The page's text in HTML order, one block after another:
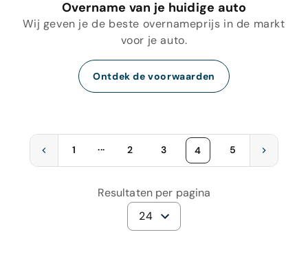
Overname van je huidige auto
Wij geven je de beste overnameprijs in de markt
voor je auto.
Ontdek de voorwaarden
1 ... 2 3 4 5
Resultaten per pagina
24